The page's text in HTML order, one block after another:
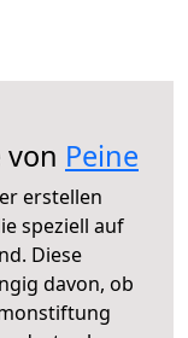
Peine
erstellen
speziell auf
Diese
davon, ob